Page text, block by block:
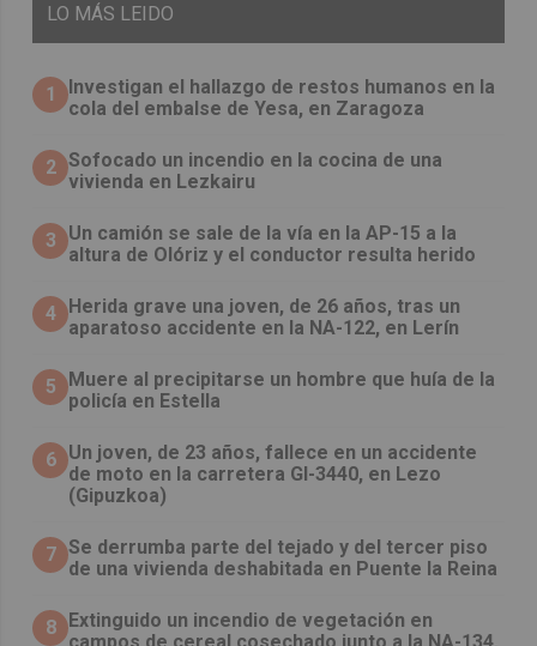
LO MÁS LEIDO
1
Investigan el hallazgo de restos humanos en la
cola del embalse de Yesa, en Zaragoza
2 Sofocado un incendio en la cocina de una
vivienda en Lezkairu
3
Un camión se sale de la vía en la AP-15 a la
altura de Olóriz y el conductor resulta herido
4 Herida grave una joven, de 26 años, tras un
aparatoso accidente en la NA-122, en Lerín
5
Muere al precipitarse un hombre que huía de la
policía en Estella
6 Un joven, de 23 años, fallece en un accidente
de moto en la carretera GI-3440, en Lezo
(Gipuzkoa)
7 Se derrumba parte del tejado y del tercer piso
de una vivienda deshabitada en Puente la Reina
8 Extinguido un incendio de vegetación en